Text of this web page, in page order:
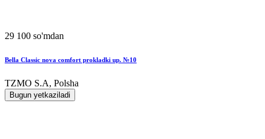
29 100 so'mdan
Bella Classic nova comfort prokladki up. №10
TZMO S.A, Polsha
Bugun yetkaziladi